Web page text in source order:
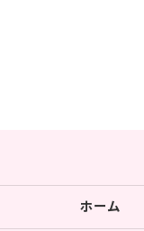
ホーム